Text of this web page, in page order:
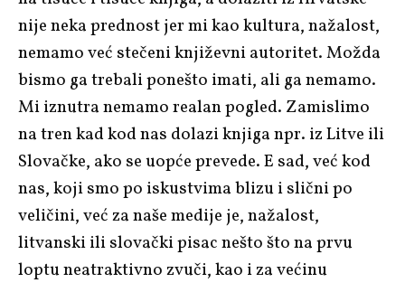
nije neka prednost jer mi kao kultura, nažalost,
nemamo već stečeni književni autoritet. Možda
bismo ga trebali ponešto imati, ali ga nemamo.
Mi iznutra nemamo realan pogled. Zamislimo
na tren kad kod nas dolazi knjiga npr. iz Litve ili
Slovačke, ako se uopće prevede. E sad, već kod
nas, koji smo po iskustvima blizu i slični po
veličini, već za naše medije je, nažalost,
litvanski ili slovački pisac nešto što na prvu
loptu neatraktivno zvuči, kao i za većinu